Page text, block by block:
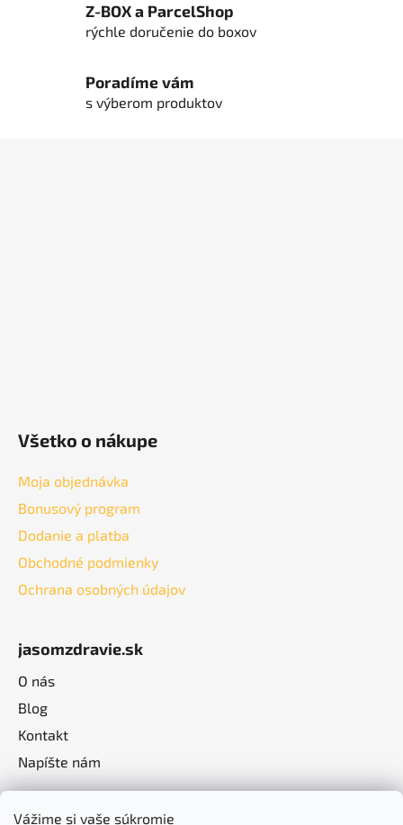
Vážime si vaše súkromie
Z-BOX a ParcelShop
rýchle doručenie do boxov
Poradíme vám
s výberom produktov
Všetko o nákupe
Moja objednávka
Bonusový program
Dodanie a platba
Obchodné podmienky
Ochrana osobných údajov
jasomzdravie.sk
O nás
Blog
Kontakt
Napíšte nám